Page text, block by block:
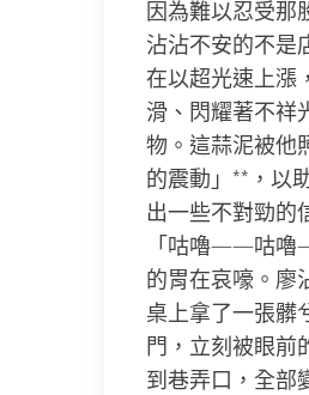
因為難以忍受那
沾沾不安的不是
在以超光速上漲
滑、閃耀著不祥
物。這蒜泥被他
的震動」**，以
出一些不對勁的
「咕嚕——咕嚕
的胃在哀嚎。廖
桌上拿了一張髒
門，立刻被眼前
到巷弄口，全部